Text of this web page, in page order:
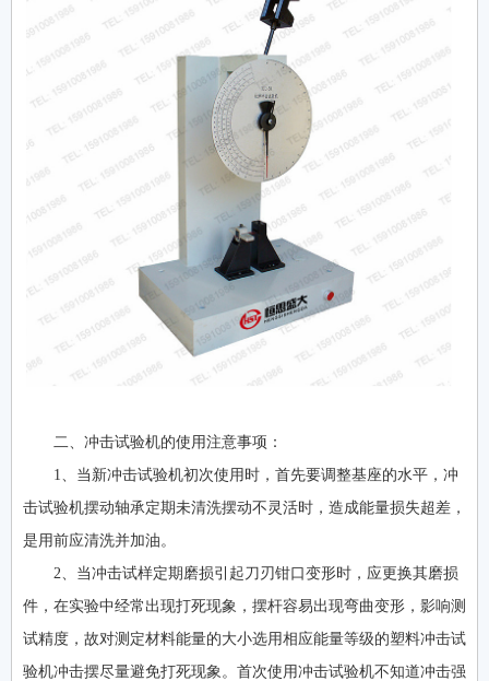
二、冲击试验机的使用注意事项：
1、当新冲击试验机初次使用时，首先要调整基座的水平，冲
击试验机摆动轴承定期未清洗摆动不灵活时，造成能量损失超差，
是用前应清洗并加油。
2、当冲击试样定期磨损引起刀刃钳口变形时，应更换其磨损
件，在实验中经常出现打死现象，摆杆容易出现弯曲变形，影响测
试精度，故对测定材料能量的大小选用相应能量等级的塑料冲击试
验机冲击摆尽量避免打死现象。首次使用冲击试验机不知道冲击强